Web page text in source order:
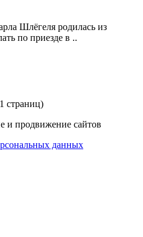
Шлёгеля родилась из
по приезде в ..
страниц)
и продвижение сайтов
данных